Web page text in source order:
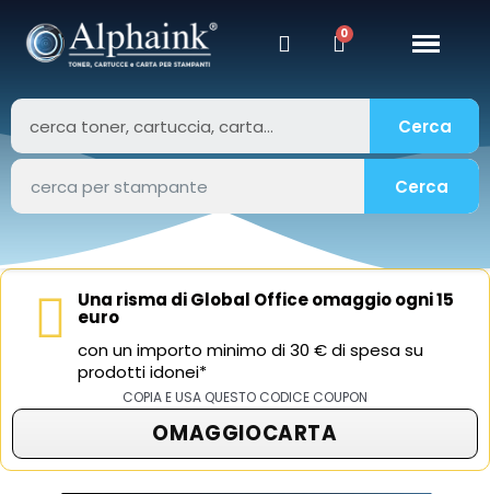
Cerca
Cerca
Una risma di Global Office omaggio ogni 15
euro
con un importo minimo di 30 € di spesa su
prodotti idonei*
COPIA E USA QUESTO CODICE COUPON
OMAGGIOCARTA